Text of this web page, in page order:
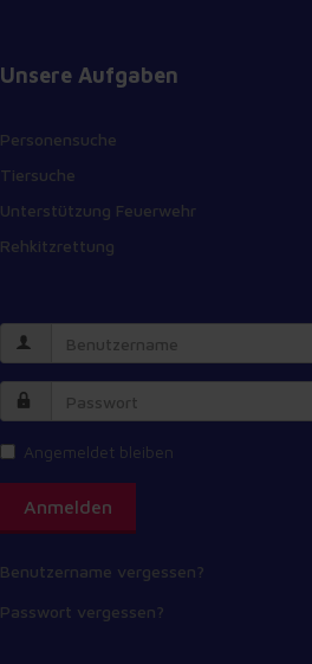
Unsere Aufgaben
Personensuche
Tiersuche
Unterstützung Feuerwehr
Rehkitzrettung
Angemeldet bleiben
Anmelden
Benutzername vergessen?
Passwort vergessen?